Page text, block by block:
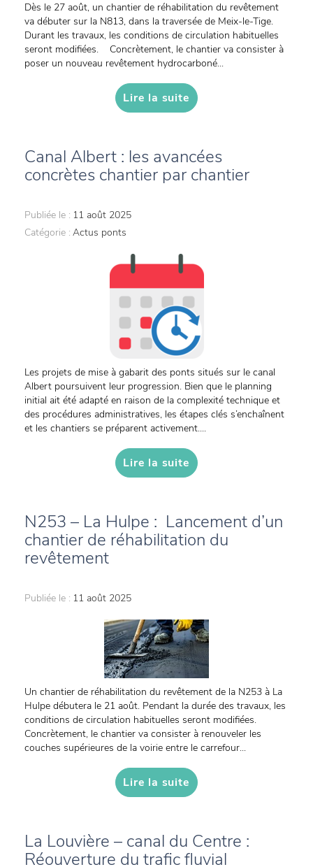
Dès le 27 août, un chantier de réhabilitation du revêtement
va débuter sur la N813, dans la traversée de Meix-le-Tige.
Durant les travaux, les conditions de circulation habituelles
seront modifiées. Concrètement, le chantier va consister à
poser un nouveau revêtement hydrocarboné...
Lire la suite
Canal Albert : les avancées
concrètes chantier par chantier
Publiée le : 11 août 2025
Catégorie : Actus ponts
Les projets de mise à gabarit des ponts situés sur le canal
Albert poursuivent leur progression. Bien que le planning
initial ait été adapté en raison de la complexité technique et
des procédures administratives, les étapes clés s’enchaînent
et les chantiers se préparent activement....
Lire la suite
N253 – La Hulpe : Lancement d’un
chantier de réhabilitation du
revêtement
Publiée le : 11 août 2025
Un chantier de réhabilitation du revêtement de la N253 à La
Hulpe débutera le 21 août. Pendant la durée des travaux, les
conditions de circulation habituelles seront modifiées.
Concrètement, le chantier va consister à renouveler les
couches supérieures de la voirie entre le carrefour...
Lire la suite
La Louvière – canal du Centre :
Réouverture du trafic fluvial